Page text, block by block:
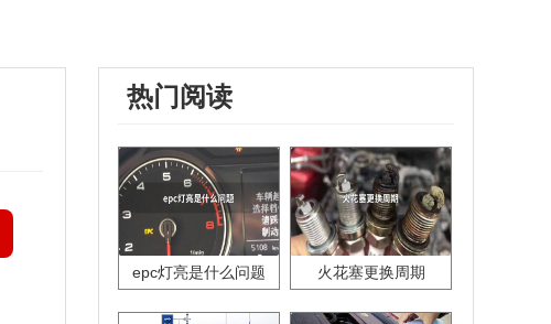
热门阅读
epc灯亮是什么问题 火花塞更换周期